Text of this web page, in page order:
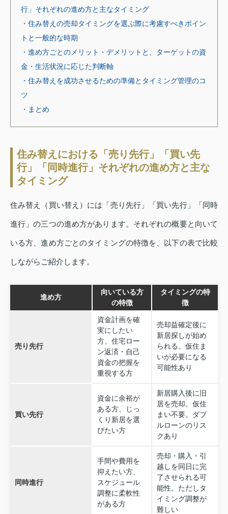
行」それぞれの進め方と主なタイミング
・住み替えの売却タイミングを選ぶ際に考慮すべきポイン
トと一般的な時期
・進め方ごとのメリット・デメリットと、ターゲットの資
金・生活状況に応じた判断軸
・住み替えを成功させるための準備とタイミング管理のコ
ツ
・まとめ
住み替えにおける「売り先行」「買い先
行」「同時進行」それぞれの進め方と主な
タイミング
住み替え（買い替え）には「売り先行」「買い先行」「同時
進行」の三つの進め方があります。それぞれの概要と向いて
いる方、進め方ごとのタイミングの特徴を、以下の表で比較
しながらご紹介します。
進め方
向いている方
の特徴
タイミングの特
徴
売り先行
資金計画を確
実にしたい
方、住宅ロー
ン返済・自己
資金の把握を
重視する方
売却益確定後に
新居探しが始め
られる。仮住ま
いが必要になる
可能性あり
買い先行
資金に余裕が
ある方、じっ
くり新居を選
びたい方
新居購入後に旧
居を売却。仮住
まい不要。ダブ
ルローンのリス
クあり
同時進行
手間や費用を
抑えたい方、
スケジュール
調整に柔軟性
がある方
売却・購入・引
越しを同日に完
了させられる可
能性。ただしタ
イミング調整が
難しい